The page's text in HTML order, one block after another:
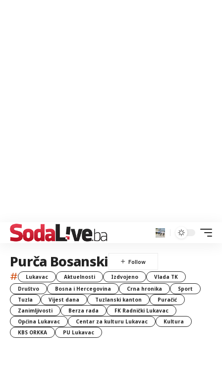
Purča Bosanski
# Lukavac Aktuelnosti Izdvojeno
Vlada TK
Društvo
Bosna i Hercegovina Crna hronika
Sport
Tuzla
Vijest dana Tuzlanski kanton
Puračić
Zanimljivosti
Berza rada
FK Radnički Lukavac
Općina Lukavac
Centar za kulturu Lukavac
Kultura
KBS ORKKA
PU Lukavac